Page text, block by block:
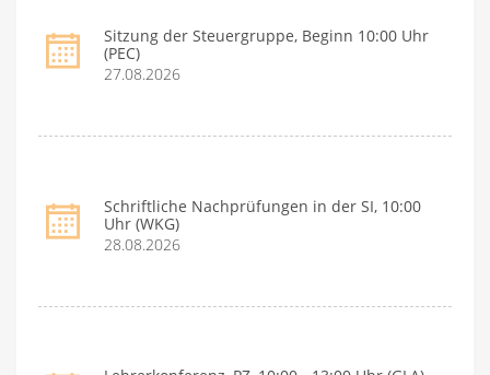
Sitzung der Steuergruppe, Beginn 10:00 Uhr
(PEC)
27.08.2026
Schriftliche Nachprüfungen in der SI, 10:00
Uhr (WKG)
28.08.2026